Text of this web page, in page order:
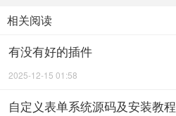
相关阅读
有没有好的插件
2025-12-15 01:58
自定义表单系统源码及安装教程